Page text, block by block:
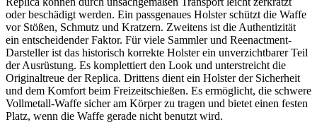
oder beschädigt werden. Ein passgenaues Holster schützt die Waffe
vor Stößen, Schmutz und Kratzern. Zweitens ist die Authentizität
ein entscheidender Faktor. Für viele Sammler und Reenactment-
Darsteller ist das historisch korrekte Holster ein unverzichtbarer Teil
der Ausrüstung. Es komplettiert den Look und unterstreicht die
Originaltreue der Replica. Drittens dient ein Holster der Sicherheit
und dem Komfort beim Freizeitschießen. Es ermöglicht, die schwere
Vollmetall-Waffe sicher am Körper zu tragen und bietet einen festen
Platz, wenn die Waffe gerade nicht benutzt wird.